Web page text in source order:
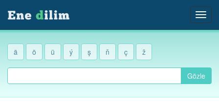
ä ö ü ý ş ň ç ž
Gözle